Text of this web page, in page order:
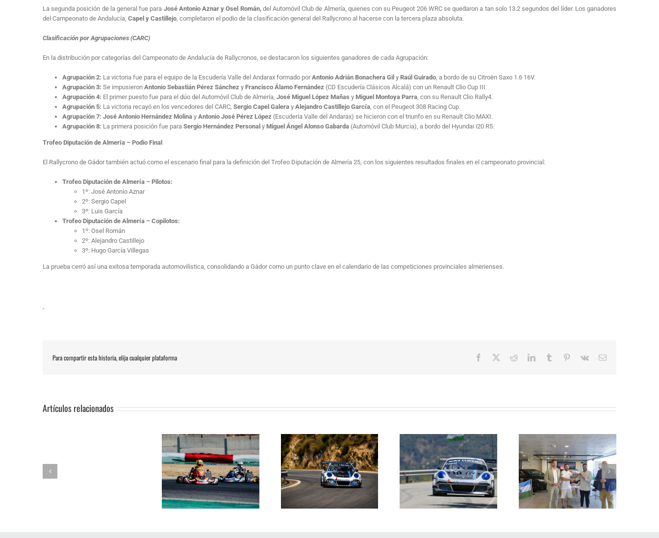
La segunda posición de la general fue para José Antonio Aznar y Osel Román,del Automóvil Club de Almería, quienes con su Peugeot 206 WRC se quedaron a tan solo 13.2 segundos del líder. Los ganadores
del Campeonato de Andalucía, Capel y Castillejo, completaron el podio de la clasificación general del Rallycrono al hacerse con la tercera plaza absoluta.
Clasificación por Agrupaciones (CARC)
En la distribución por categorías del Campeonato de Andalucía de Rallycronos, se destacaron los siguientes ganadores de cada Agrupación:
Agrupación 2: La victoria fue para el equipo de la Escudería Valle del Andarax formado porAntonio Adrián Bonachera Gil y Raúl Guirado, a bordo de su Citroën Saxo 1.6 16V.
Agrupación 3: Se impusieron Antonio Sebastián Pérez Sánchez y Francisco Álamo Fernández (CD Escudería Clásicos Alcalá) con un Renault Clio Cup III.
Agrupación 4: El primer puesto fue para el dúo del Automóvil Club de Almería, José Miguel López Mañas y Miguel Montoya Parra, con su Renault Clio Rally4.
Agrupación 5: La victoria recayó en los vencedores del CARC, Sergio Capel Galera y Alejandro Castillejo García, con el Peugeot 308 Racing Cup.
Agrupación 7: José Antonio Hernández Molina y Antonio José Pérez López (Escudería Valle del Andarax) se hicieron con el triunfo en su Renault Clio MAXI.
Agrupación 8: La primera posición fue para Sergio Hernández Personal y Miguel Ángel Alonso Gabarda (Automóvil Club Murcia), a bordo del Hyundai i20 R5.
Trofeo Diputación de Almería – Podio Final
El Rallycrono de Gádor también actuó como el escenario final para la definición del Trofeo Diputación de Almería 25, con los siguientes resultados finales en el campeonato provincial:
Trofeo Diputación de Almería – Pilotos:
1º: José Antonio Aznar
2º: Sergio Capel
3º: Luis García
Trofeo Diputación de Almería – Copilotos:
1º: Osel Román
2º: Alejandro Castillejo
3º: Hugo García Villegas
La prueba cerró así una exitosa temporada automovilística, consolidando a Gádor como un punto clave en el calendario de las competiciones provinciales almerienses.
Para compartir esta historia, elija cualquier plataforma Facebook RedditLinkedInTumblr Pinterest
Vk
Correo
Artículos relacionados
Humberto Janssens conquista la
Subida al Cerro de los Cañones
de Lanjarón 2026 en un brillante
fin de semana de automovilismo
La Subida al Cerro de los
Cañones levanta hoy el telón con
un cartel de lujo
La Subida al Cerro de los
Cañones – Lanjarón 2026 se
presenta con lleno absoluto de
inscritos y el reto de revalidar su
condición de mejor prueba
andaluza de montaña